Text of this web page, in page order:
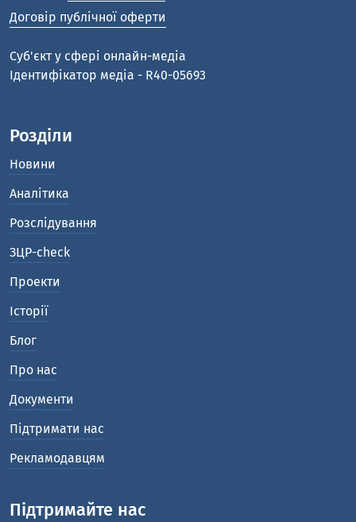
Договір публічної оферти
Cуб'єкт у сфері онлайн-медіа
Ідентифікатор медіа - R40-05693
Розділи
Новини
Аналітика
Розслідування
ЗЦР-check
Проекти
Історії
Блог
Про нас
Документи
Підтримати нас
Рекламодавцям
Підтримайте нас